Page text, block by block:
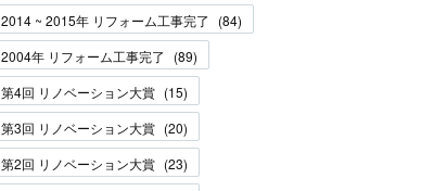
2014 ~ 2015年 リフォーム工事完了
(84)
2004年 リフォーム工事完了
(89)
第4回 リノベーション大賞 (15)
第3回 リノベーション大賞 (20)
第2回 リノベーション大賞 (23)